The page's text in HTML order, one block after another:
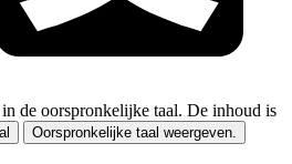
de oorspronkelijke taal. De inhoud is
Oorspronkelijke taal weergeven.